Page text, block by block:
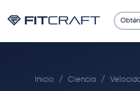
GuíasInicio / Ciencia /